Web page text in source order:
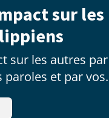
sur les
sur les autres par
paroles et par vos